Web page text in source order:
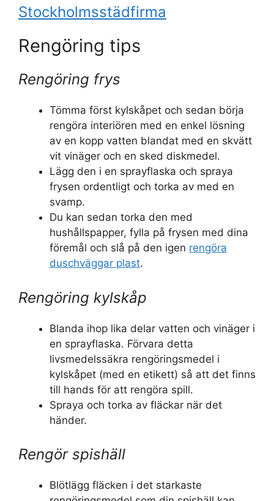
Stockholmsstädfirma
Rengöring tips
Rengöring frys
Tömma först kylskåpet och sedan börja
rengöra interiören med en enkel lösning
av en kopp vatten blandat med en skvätt
vit vinäger och en sked diskmedel.
Lägg den i en sprayflaska och spraya
frysen ordentligt och torka av med en
svamp.
Du kan sedan torka den med
hushållspapper, fylla på frysen med dina
föremål och slå på den igen rengöra
duschväggar plast.
Rengöring kylskåp
Blanda ihop lika delar vatten och vinäger i
en sprayflaska. Förvara detta
livsmedelssäkra rengöringsmedel i
kylskåpet (med en etikett) så att det finns
till hands för att rengöra spill.
Spraya och torka av fläckar när det
händer.
Rengör spishäll
Blötlägg fläcken i det starkaste